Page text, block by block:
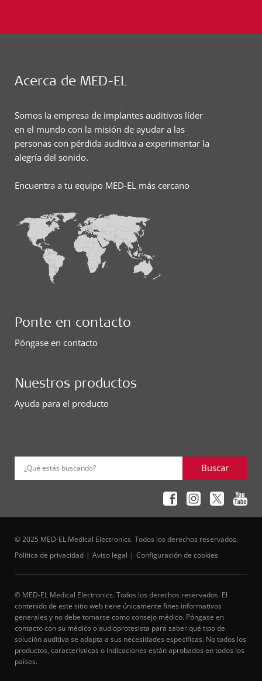
Acerca de MED-EL
Somos la empresa de implantes auditivos líder
en el mundo con la misión de ayudar a las
personas con pérdida auditiva a experimentar la
alegría del sonido.
Encuentra a tu equipo MED-EL más cercano
Ponte en contacto
Póngase en contacto
Nuestros productos
Ayuda para el producto
¿Qué estás buscando? Buscar
© 2025 MED-EL Medical Electronics. Todos los derechos reservados.
Política de privacidad
Aviso legal Configuración de cookies
© MED-EL Medical Electronics. Todos los derechos reservados. El
contenido de este sitio web tiene únicamente fines informativos
generales y no debe tomarse como consejo médico. Póngase en
contacto con su médico o audioprotesista para saber qué tipo de
solución auditiva se adapta a sus necesidades específicas. No todos los
productos, características o indicaciones están aprobados en todos los
países.